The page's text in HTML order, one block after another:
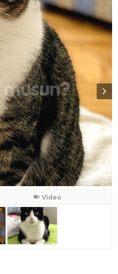
Video